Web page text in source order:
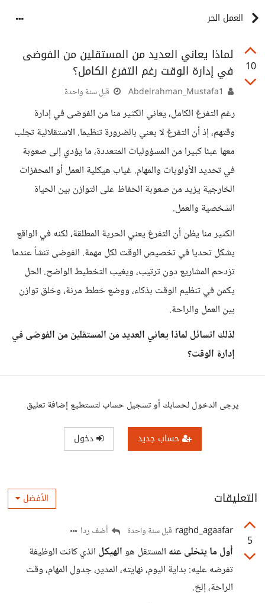
العمل الحر
10
لماذا يعاني العديد من المستقلين من الفوضى
في إدارة الوقت رغم التفرغ الكامل؟
قبل سنة واحدة
رغم التفرغ الكامل، يعاني الكثير منا من الفوضى في إدارة
وقتهم، إذ أن التفرغ لا يعني بالضرورة تنظيما. الاستقلالية تجلب
معها عبئا كبيرا من المسؤوليات المتعددة، ما يؤدي إلى صعوبة
في تحديد الأولويات والمهام. غياب هيكلية العمل أو المحفزات
الخارجية يزيد من صعوبة الحفاظ على التوازن بين الحياة
الشخصية والعمل.
الكثير منا يظن أن التفرغ يعني الحرية المطلقة، لكنه في الواقع
يشكل تحديا في تخصيص الوقت لكل مهمة. الفوضى تنشأ عندما
تزدحم المشاريع دون ترتيب، ويغيب التخطيط الواضح. الحل
يكمن في تنظيم الوقت بذكاء، ووضع خطط مرنة، وخلق توازن
بين العمل والراحة.
لذلك اتسائل لماذا يعاني العديد من المستقلين من الفوضى في
إدارة الوقت؟
يرجى الدخول لحسابك أو تسجيل حساب لتستطيع إضافة تعليق
حساب جديد دخول
التعليقات الأفضل
5
raghd_agaafar قبل سنة واحدة أضف ردا
أول ما يتخلى عنه المستقل هوالهيكل الذي كانت الوظيفة
تفرضه عليه: بداية اليوم، نهايته، المدير، جدول المهام، وقت
الراحة، إلخ.